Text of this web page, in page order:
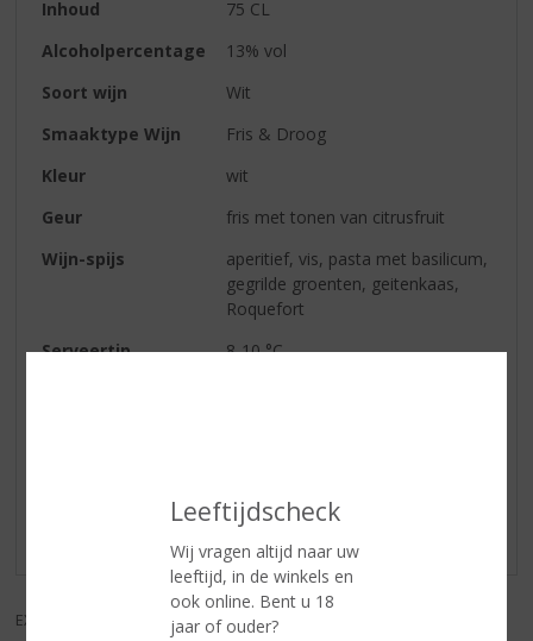
Leeftijdscheck
Wij vragen altijd naar uw
leeftijd, in de winkels en
ook online. Bent u 18
jaar of ouder?
Inhoud
75 CL
Alcoholpercentage
13% vol
Soort wijn
Wit
Smaaktype Wijn
Fris & Droog
Kleur
wit
Geur
fris met tonen van citrusfruit
Wijn-spijs
aperitief, vis, pasta met basilicum,
gegrilde groenten, geitenkaas,
Roquefort
Serveertip
8-10 °C
EXCL. BTW INCL. BTW